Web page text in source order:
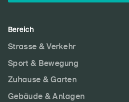
Bereich
Strasse & Verkehr
Sport & Bewegung
Zuhause & Garten
Gebäude & Anlagen